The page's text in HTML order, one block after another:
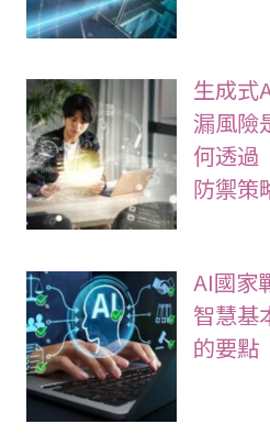
生成式
漏風險
何透過
防禦策
AI國家
智慧基
的要點